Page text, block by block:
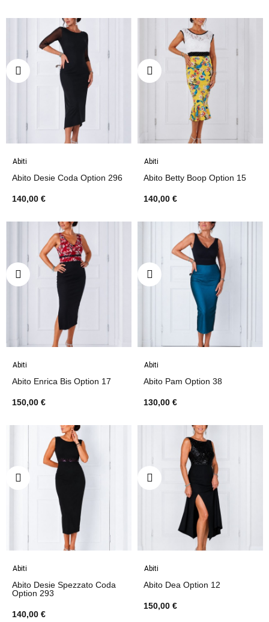
Abiti
Abito Desie Coda Option 296
140,00 €
Abiti
Abito Betty Boop Option 15
140,00 €
Abiti
Abito Enrica Bis Option 17
150,00 €
Abiti
Abito Pam Option 38
130,00 €
Abiti
Abito Desie Spezzato Coda
Option 293
140,00 €
Abiti
Abito Dea Option 12
150,00 €